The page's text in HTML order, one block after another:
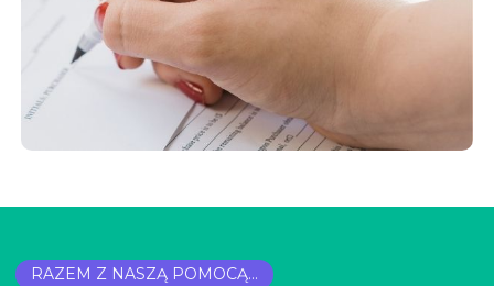
RAZEM Z NASZĄ POMOCĄ...